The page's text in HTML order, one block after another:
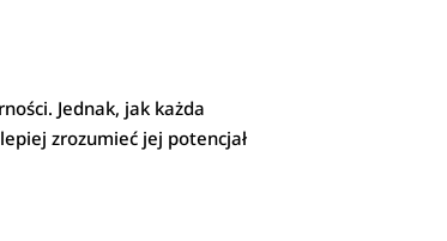
Jednak, jak każda
zrozumieć jej potencjał